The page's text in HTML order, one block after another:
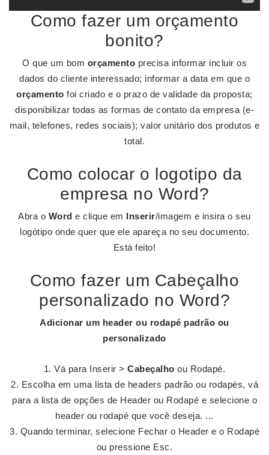
Como fazer um orçamento
bonito?
O que um bom orçamento precisa informar incluir os
dados do cliente interessado; informar a data em que o
orçamento foi criado e o prazo de validade da proposta;
disponibilizar todas as formas de contato da empresa (e-
mail, telefones, redes sociais); valor unitário dos produtos e
total.
Como colocar o logotipo da
empresa no Word?
Abra o Word e clique em Inserir/imagem e insira o seu
logótipo onde quer que ele apareça no seu documento.
Está feito!
Como fazer um Cabeçalho
personalizado no Word?
Adicionar um header ou rodapé padrão ou
personalizado
Vá para Inserir >Cabeçalho ou Rodapé.
Escolha em uma lista de headers padrão ou rodapés, vá
para a lista de opções de Header ou Rodapé e selecione o
header ou rodapé que você deseja. ...
Quando terminar, selecione Fechar o Header e o Rodapé
ou pressione Esc.